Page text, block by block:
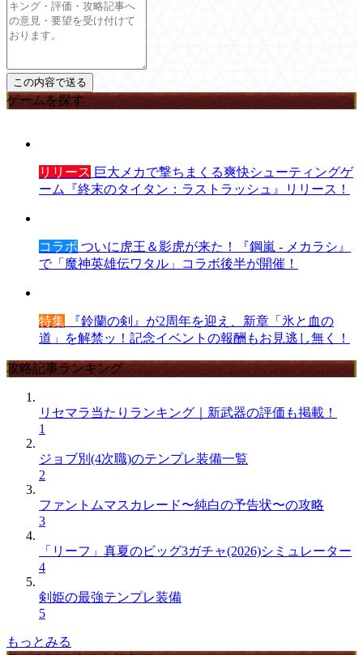
ゲームを探す
リリース 巨大メカで撃ちまくる爽快シューティングゲ
ーム『終末のタイタン：ラストラッシュ』リリース！
コラボ ついに虎王＆影虎が来た！『鋼嵐 - メカラシ』
で「魔神英雄伝ワタル」コラボ後半が開催！
特集 『鈴蘭の剣』が2周年を迎え、新章「氷と血の
道」を解禁ッ！記念イベントの報酬もお見逃し無く！
攻略記事ランキング
リセマラ当たりランキング｜新武器の評価も掲載！
1
ジョブ別(4次職)のテンプレ装備一覧
2
ファントムマスカレード〜純白の予告状〜の攻略
3
「リーフ」真夏のビッグ3ガチャ(2026)シミュレーター
4
剣姫の最強テンプレ装備
5
もっとみる